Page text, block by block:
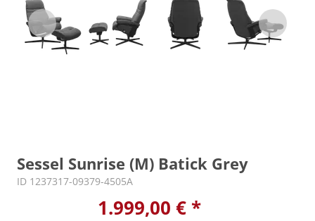
Sessel Sunrise (M) Batick Grey
ID 1237317-09379-4505A
1.999,00 € *